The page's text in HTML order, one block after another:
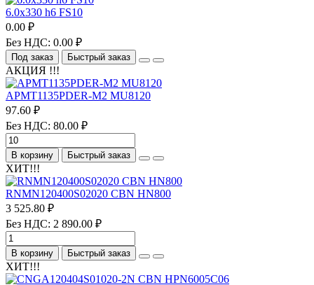
6.0х330 h6 FS10
0.00 ₽
Без НДС: 0.00 ₽
Под заказ Быстрый заказ
АКЦИЯ !!!
APMT1135PDER-M2 MU8120
97.60 ₽
Без НДС: 80.00 ₽
В корзину Быстрый заказ
ХИТ!!!
RNMN120400S02020 CBN HN800
3 525.80 ₽
Без НДС: 2 890.00 ₽
В корзину Быстрый заказ
ХИТ!!!